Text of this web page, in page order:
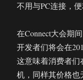
不用与PC连接，便
在Connect大会期
开发者们将会在
这意味着消费者们
机，同样其价格